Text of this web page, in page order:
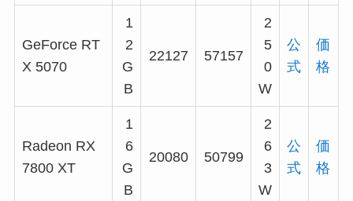
GeForce RT
X 5070
1
2
G
B
22127 57157
2
5
0
W
公
式
価
格
Radeon RX
7800 XT
1
6
G
B
20080 50799
2
6
3
W
公
式
価
格